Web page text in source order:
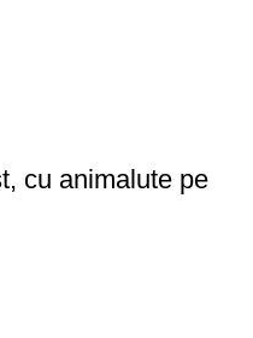
cu animalute pe